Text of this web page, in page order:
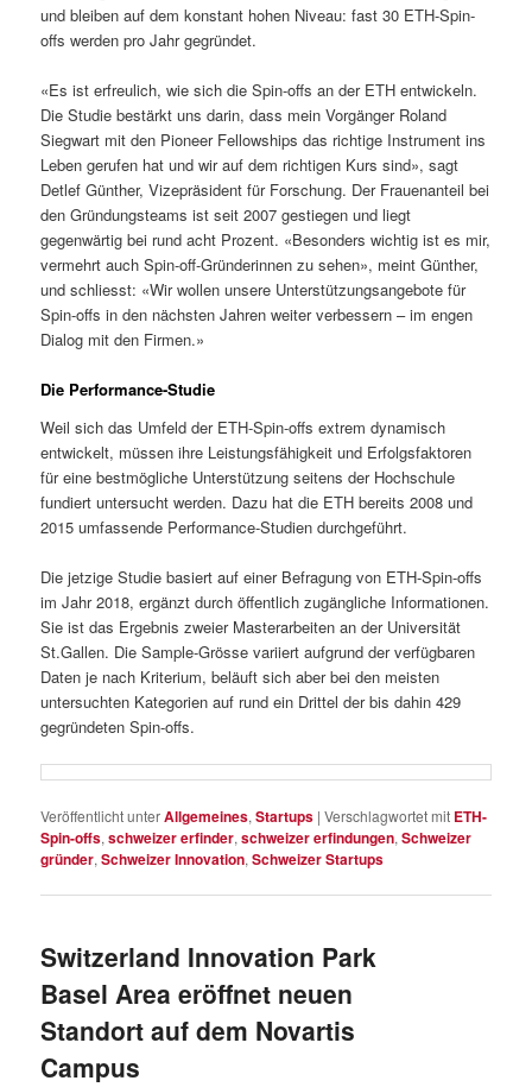
und bleiben auf dem konstant hohen Niveau: fast 30 ETH-​Spin-
offs werden pro Jahr gegründet.
«Es ist erfreulich, wie sich die Spin-​offs an der ETH entwickeln.
Die Studie bestärkt uns darin, dass mein Vorgänger Roland
Siegwart mit den Pioneer Fellowships das richtige Instrument ins
Leben gerufen hat und wir auf dem richtigen Kurs sind», sagt
Detlef Günther, Vizepräsident für Forschung. Der Frauenanteil bei
den Gründungsteams ist seit 2007 gestiegen und liegt
gegenwärtig bei rund acht Prozent. «Besonders wichtig ist es mir,
vermehrt auch Spin-​off-Gründerinnen zu sehen», meint Günther,
und schliesst: «Wir wollen unsere Unterstützungsangebote für
Spin-​offs in den nächsten Jahren weiter verbessern – im engen
Dialog mit den Firmen.»
Die Performance-​Studie
Weil sich das Umfeld der ETH-​Spin-offs extrem dynamisch
entwickelt, müssen ihre Leistungsfähigkeit und Erfolgsfaktoren
für eine bestmögliche Unterstützung seitens der Hochschule
fundiert untersucht werden. Dazu hat die ETH bereits 2008 und
2015 umfassende Performance-​Studien durchgeführt.
Die jetzige Studie basiert auf einer Befragung von ETH-​Spin-offs
im Jahr 2018, ergänzt durch öffentlich zugängliche Informationen.
Sie ist das Ergebnis zweier Masterarbeiten an der Universität
St.Gallen. Die Sample-​Grösse variiert aufgrund der verfügbaren
Daten je nach Kriterium, beläuft sich aber bei den meisten
untersuchten Kategorien auf rund ein Drittel der bis dahin 429
gegründeten Spin-​offs.
Veröffentlicht unterAllgemeines,Startups |Verschlagwortet mit ETH-​
Spin-offs,schweizer erfinder,schweizer erfindungen,Schweizer
gründer,Schweizer Innovation,Schweizer Startups
Switzerland Innovation Park
Basel Area eröffnet neuen
Standort auf dem Novartis
Campus